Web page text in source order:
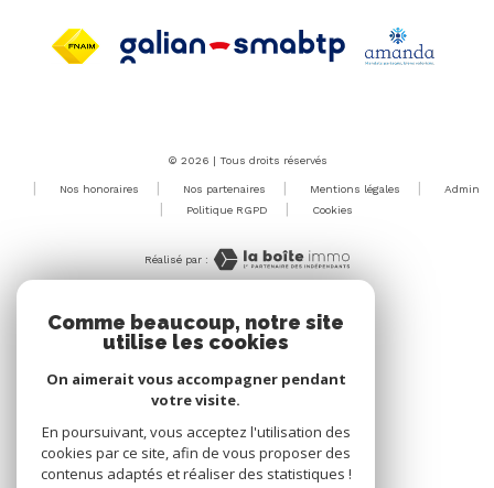
© 2026 | Tous droits réservés
Nos honoraires Nos partenaires Mentions légales
Admin
Politique RGPD
Cookies
Réalisé par :
Comme beaucoup, notre site
utilise les cookies
On aimerait vous accompagner pendant
votre visite.
En poursuivant, vous acceptez l'utilisation des
cookies par ce site, afin de vous proposer des
contenus adaptés et réaliser des statistiques !